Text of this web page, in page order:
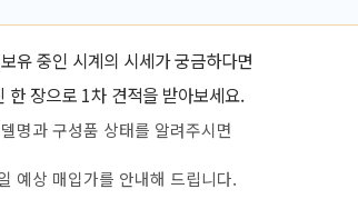
유 중인 시계의 시세가 궁금하다면
한 장으로 1차 견적을 받아보세요.
명과 구성품 상태를 알려주시면
예상 매입가를 안내해 드립니다.